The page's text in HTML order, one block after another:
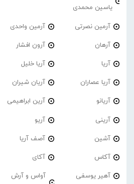
یاسین محمدی
آرمین نصرتی آرمین واحدی
آرهان آرون افشار
آریا آریا خلیل
آریا عصاران آریان شیران
آریانو آرین ابراهیمی
آرینی آریو
آشین آصف آریا
آکاس آکای
آهیر یوسفی
آواس و آرش